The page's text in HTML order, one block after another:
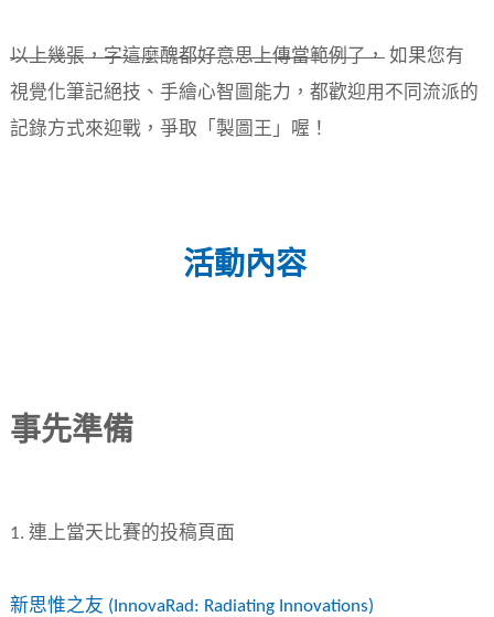
以上幾張，字這麼醜都好意思上傳當範例了， 如果您有
視覺化筆記絕技、手繪心智圖能力，都歡迎用不同流派的
記錄方式來迎戰，爭取「製圖王」喔！
活動內容
事先準備
1. 連上當天比賽的投稿頁面
新思惟之友 (InnovaRad: Radiating Innovations)